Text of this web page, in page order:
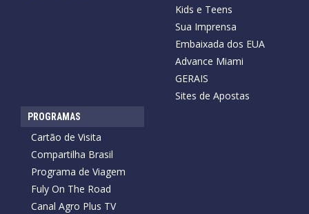
Kids e Teens
Sua Imprensa
Embaixada dos EUA
Advance Miami
GERAIS
Sites de Apostas
PROGRAMAS
Cartão de Visita
Compartilha Brasil
Programa de Viagem
Fuly On The Road
Canal Agro Plus TV